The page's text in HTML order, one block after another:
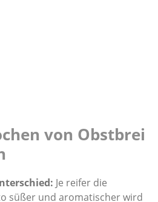
von Obstbrei
Je reifer die
süßer und aromatischer wird